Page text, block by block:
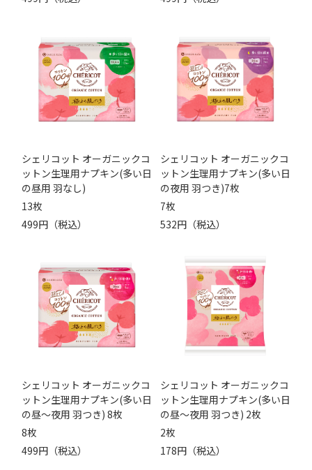
シェリコット オーガニックコ
ットン生理用ナプキン(多い日
の昼用 羽なし)
13枚
499円（税込）
シェリコット オーガニックコ
ットン生理用ナプキン(多い日
の夜用 羽つき)7枚
7枚
532円（税込）
シェリコット オーガニックコ
ットン生理用ナプキン(多い日
の昼～夜用 羽つき) 8枚
8枚
499円（税込）
シェリコット オーガニックコ
ットン生理用ナプキン(多い日
の昼～夜用 羽つき) 2枚
2枚
178円（税込）